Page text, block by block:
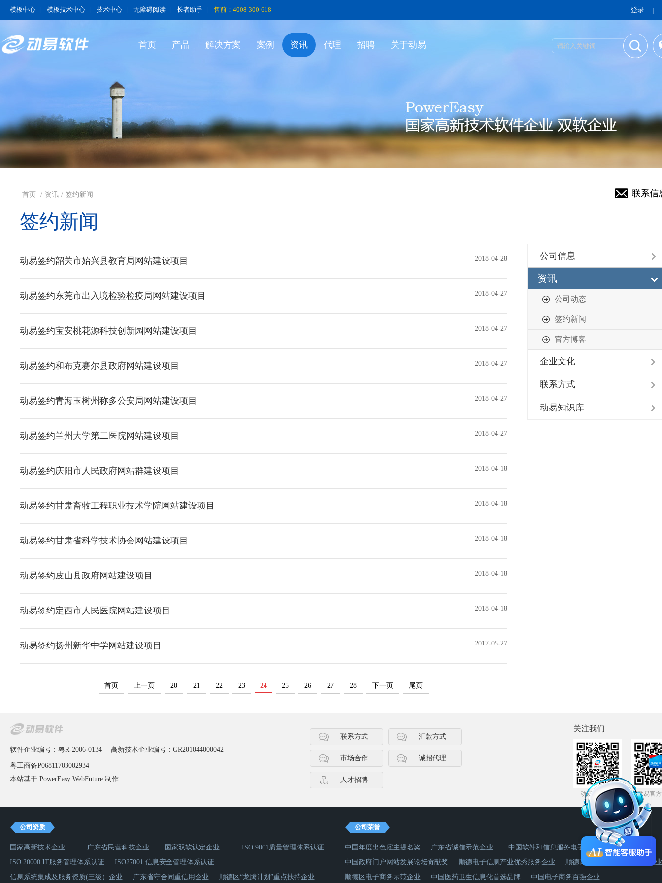
登录
模板中心 | 模板技术中心 | 技术中心 | 无障碍阅读 | 长者助手 | 售前：4008-300-618
首页 产品 解决方案 案例 资讯 代理 招聘 关于动易
联系信
首页 / 资讯 / 签约新闻
签约新闻
公司信息
资讯
公司动态
签约新闻
官方博客
企业文化
联系方式
动易知识库
2018-04-28
动易签约韶关市始兴县教育局网站建设项目
2018-04-27
动易签约东莞市出入境检验检疫局网站建设项目
2018-04-27
动易签约宝安桃花源科技创新园网站建设项目
2018-04-27
动易签约和布克赛尔县政府网站建设项目
2018-04-27
动易签约青海玉树州称多公安局网站建设项目
2018-04-27
动易签约兰州大学第二医院网站建设项目
2018-04-18
动易签约庆阳市人民政府网站群建设项目
2018-04-18
动易签约甘肃畜牧工程职业技术学院网站建设项目
2018-04-18
动易签约甘肃省科学技术协会网站建设项目
2018-04-18
动易签约皮山县政府网站建设项目
2018-04-18
动易签约定西市人民医院网站建设项目
2017-05-27
动易签约扬州新华中学网站建设项目
首页 上一页 20 21 22 23 24 25 26 27 28 下一页 尾页
软件企业编号：粤R-2006-0134 高新技术企业编号：GR201044000042
粤工商备P06811703002934
本站基于 PowerEasy WebFuture 制作
联系方式 汇款方式
市场合作 诚招代理
人才招聘
关注我们
动易官方微信 动易官
公司资质
国家高新技术企业 广东省民营科技企业 国家双软认定企业
ISO 9001质量管理体系认证
ISO 20000 IT服务管理体系认证
ISO27001 信息安全管理体系认证
信息系统集成及服务资质(三级）企业
广东省守合同重信用企业 顺德区“龙腾计划”重点扶持企业
公司荣誉
中国年度出色雇主提名奖 广东省诚信示范企业
中国软件和信息服务电子政务领域杰出企业奖
中国政府门户网站发展论坛贡献奖
顺德电子信息产业优秀服务企业
顺德高新技术产业创新贡献企
顺德区电子商务示范企业
中国医药卫生信息化首选品牌 中国电子商务百强企业